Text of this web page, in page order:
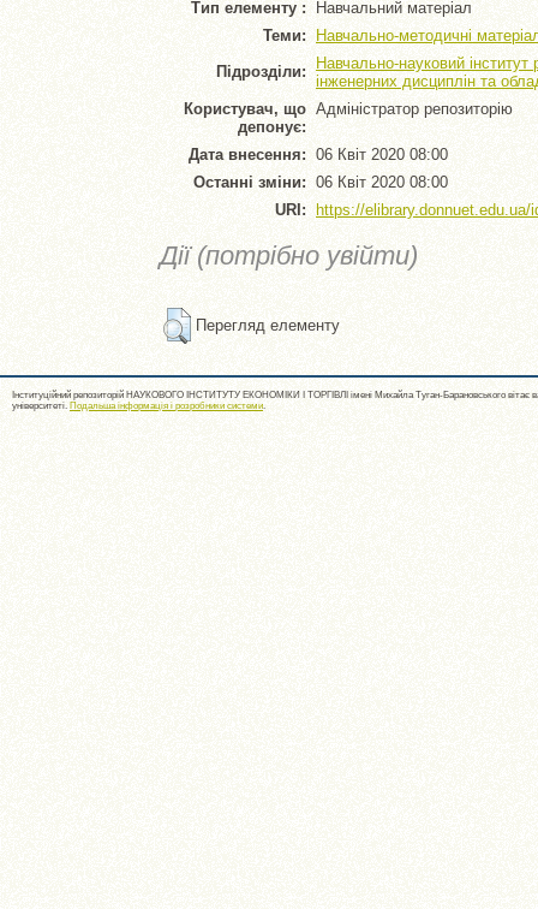
Тип елементу :
Навчальний матеріал
Теми:
Навчально-методичні
Підрозділи:
Навчально-науковий
інженерних дисциплін та
Користувач, що
депонує:
Адміністратор репозиторію
Дата внесення: 06 Квіт 2020 08:00
Останні зміни: 06 Квіт 2020 08:00
URI:
https://elibrary.donnuet.edu.ua/
Дії (потрібно увійти)
Перегляд елементу
Інституційний репозиторій НАУКОВОГО ІНСТИТУТУ ЕКОНОМІКИ І ТОРГІВЛІ імені Михайла Туган-Барановського вітає
університеті. Подальша інформація і розробники системи